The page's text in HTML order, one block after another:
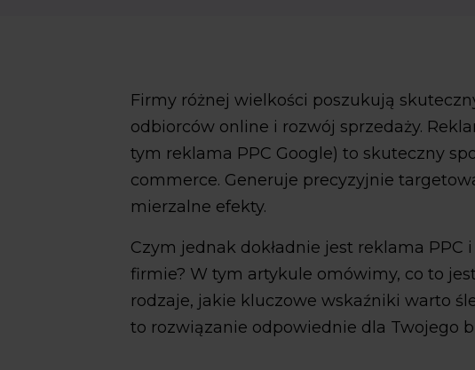
Firmy różnej wielkości poszukują
odbiorców online i rozwój sprzedaży.
tym reklama PPC Google) to skuteczny
commerce. Generuje precyzyjnie
mierzalne efekty.
Czym jednak dokładnie jest reklama PPC
firmie? W tym artykule omówimy, co to
rodzaje, jakie kluczowe wskaźniki warto
to rozwiązanie odpowiednie dla Twojego